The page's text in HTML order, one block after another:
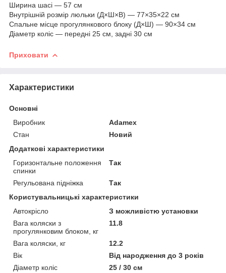
Ширина шасі — 57 см
Внутрішній розмір люльки (Д×Ш×В) — 77×35×22 см
Спальне місце прогулянкового блоку (Д×Ш) — 90×34 см
Діаметр коліс — передні 25 см, задні 30 см
Приховати
Характеристики
Основні
Виробник
Adamex
Стан
Новий
Додаткові характеристики
Горизонтальне положення
спинки
Так
Регульована підніжка
Так
Користувальницькі характеристики
Автокрісло
З можливістю установки
Вага коляски з
прогулянковим блоком, кг
11.8
Вага коляски, кг
12.2
Вік
Від народження до 3 років
Діаметр коліс
25 / 30 см